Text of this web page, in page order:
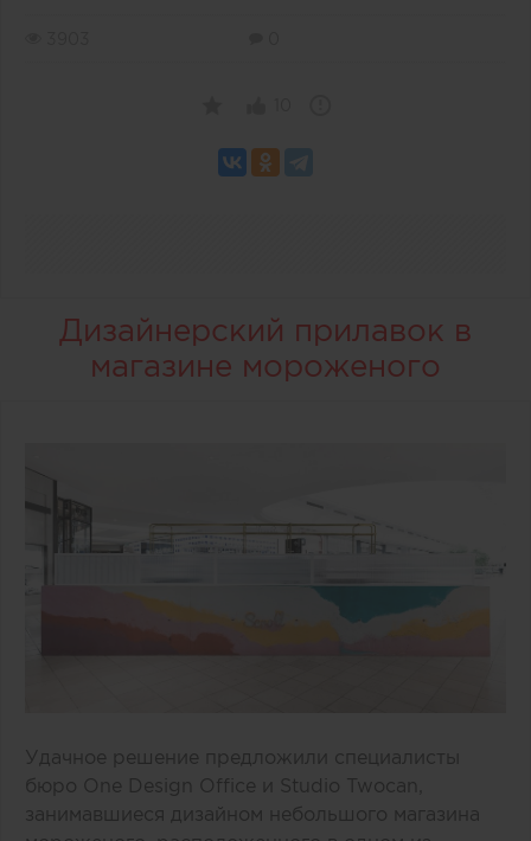
Дизайнерский прилавок в
магазине мороженого
Удачное решение предложили специалисты
бюро One Design Office и Studio Twocan,
занимавшиеся дизайном небольшого магазина